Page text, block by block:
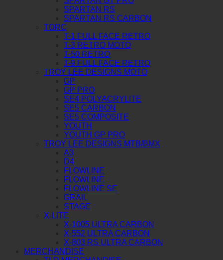
SPARTAN RS
SPARTAN RS CARBON
TORC
T-1 FULL FACE RETRO
T-3 RETRO MOTO
T-50 RETRO
T-9 FULL FACE RETRO
TROY LEE DESIGNS MOTO
GP
GP PRO
SE4 POLYACRYLITE
SE5 CARBON
SE5 COMPOSITE
YOUTH
YOUTH GP PRO
TROY LEE DESIGNS MTB/BMX
A3
D4
FLOWLINE
FLOWLINE
FLOWLINE SE
GRAIL
STAGE
X-LITE
X-1005 ULTRA CARBON
X-552 ULTRA CARBON
X-803 RS ULTRA CARBON
MERCHANDISE